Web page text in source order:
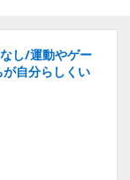
し/運動やゲー
自分らしくい